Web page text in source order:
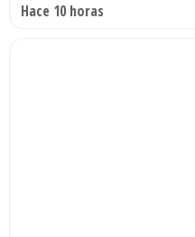
Hace 10 horas